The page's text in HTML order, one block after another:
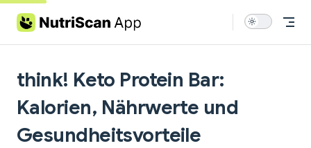
Skip to content
think! Keto Protein Bar:
Kalorien, Nährwerte und
Gesundheitsvorteile